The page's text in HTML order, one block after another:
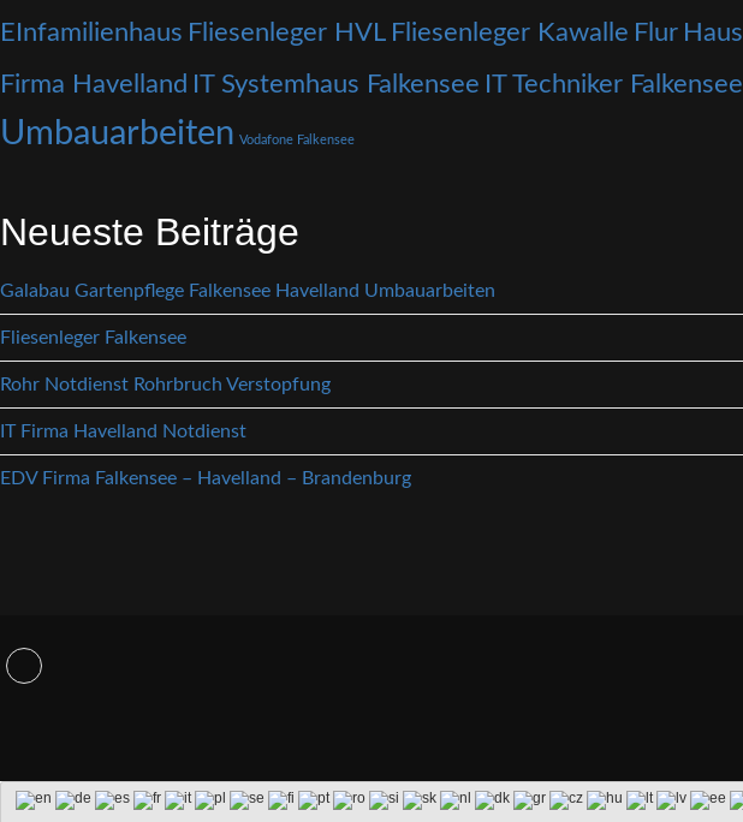
EInfamilienhaus Fliesenleger HVL Fliesenleger Kawalle Flur Haus
Firma Havelland IT Systemhaus Falkensee IT Techniker Falkensee
Umbauarbeiten Vodafone Falkensee
Neueste Beiträge
Galabau Gartenpflege Falkensee Havelland Umbauarbeiten
Fliesenleger Falkensee
Rohr Notdienst Rohrbruch Verstopfung
IT Firma Havelland Notdienst
EDV Firma Falkensee – Havelland – Brandenburg